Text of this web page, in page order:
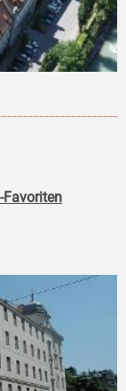
Favoriten